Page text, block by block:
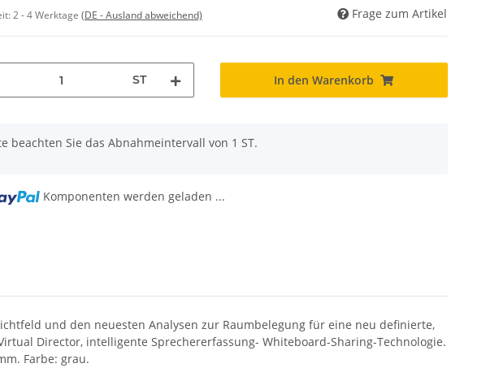
2 - 4 Werktage (DE - Ausland abweichend) Frage zum Artikel
ST In den Warenkorb
beachten Sie das Abnahmeintervall von 1 ST.
Komponenten werden geladen ...
und den neuesten Analysen zur Raumbelegung für eine neu definierte,
Director, intelligente Sprechererfassung- Whiteboard-Sharing-Technologie.
Farbe: grau.